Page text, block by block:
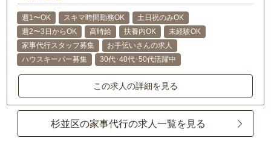
週1〜OK スキマ時間勤務OK
土日祝のみOK
週2〜3日からOK
高時給 扶養内OK
未経験OK
家事代行スタッフ募集
お手伝いさんの求人
ハウスキーパー募集
30代･40代･50代活躍中
この求人の詳細を見る
杉並区の家事代行の求人一覧を見る